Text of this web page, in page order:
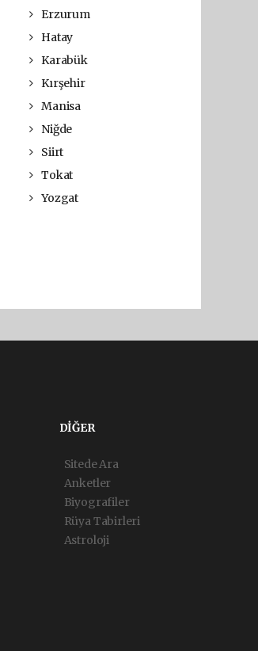
Erzurum
Hatay
Karabük
Kırşehir
Manisa
Niğde
Siirt
Tokat
Yozgat
DİĞER
Sitede Ara
Anketler
Biyografiler
Rüya Tabirleri
Astroloji